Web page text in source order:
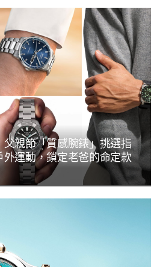
親節「質感腕錶」挑選指
運動，鎖定老爸的命定款